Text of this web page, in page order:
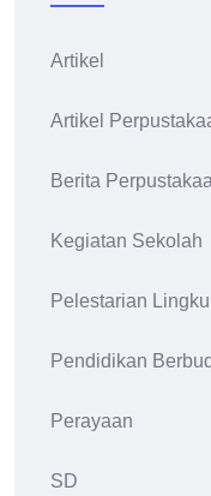
Artikel
Artikel
Berita
Kegiatan Sekolah
Pelestarian
Pendidikan
Perayaan
SD